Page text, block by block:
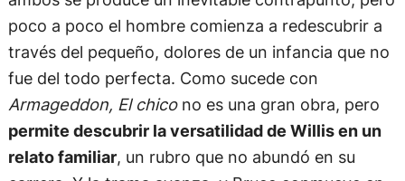
poco a poco el hombre comienza a redescubrir a
través del pequeño, dolores de un infancia que no
fue del todo perfecta. Como sucede con
Armageddon, El chicono es una gran obra, pero
permite descubrir la versatilidad de Willis en un
relato familiar, un rubro que no abundó en su